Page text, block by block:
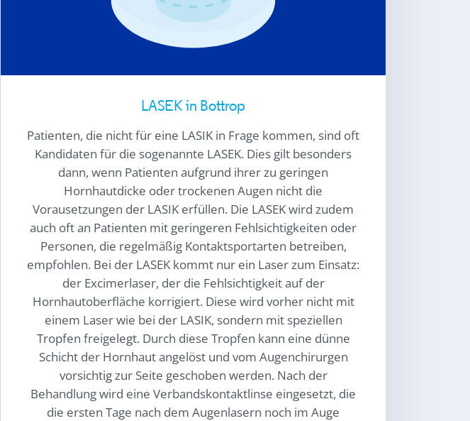
LASEK in Bottrop
Patienten, die nicht für eine LASIK in Frage kommen, sind oft
Kandidaten für die sogenannte LASEK. Dies gilt besonders
dann, wenn Patienten aufgrund ihrer zu geringen
Hornhautdicke oder trockenen Augen nicht die
Vorausetzungen der LASIK erfüllen. Die LASEK wird zudem
auch oft an Patienten mit geringeren Fehlsichtigkeiten oder
Personen, die regelmäßig Kontaktsportarten betreiben,
empfohlen. Bei der LASEK kommt nur ein Laser zum Einsatz:
der Excimerlaser, der die Fehlsichtigkeit auf der
Hornhautoberfläche korrigiert. Diese wird vorher nicht mit
einem Laser wie bei der LASIK, sondern mit speziellen
Tropfen freigelegt. Durch diese Tropfen kann eine dünne
Schicht der Hornhaut angelöst und vom Augenchirurgen
vorsichtig zur Seite geschoben werden. Nach der
Behandlung wird eine Verbandskontaktlinse eingesetzt, die
die ersten Tage nach dem Augenlasern noch im Auge